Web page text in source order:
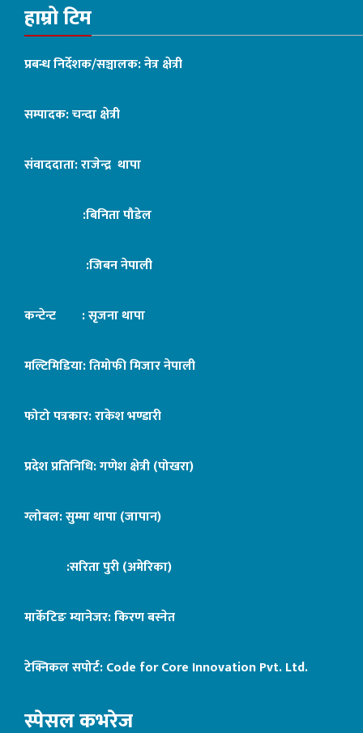
हाम्रो टिम
प्रबन्ध निर्देशक/सञ्चालक: नेत्र क्षेत्री
सम्पादक: चन्दा क्षेत्री
संवाददाता: राजेन्द्र थापा
:बिनिता पौडेल
:जिबन नेपाली
कन्टेन्ट : सृजना थापा
मल्टिमिडिया: तिमोफी मिजार नेपाली
फोटो पत्रकार: राकेश भण्डारी
प्रदेश प्रतिनिधि: गणेश क्षेत्री (पोखरा)
ग्लोबल: सुम्मा थापा (जापान)
:सरिता पुरी (अमेरिका)
मार्केटिङ म्यानेजर: किरण बस्नेत
टेक्निकल सपोर्ट:Code for Core Innovation Pvt. Ltd.
स्पेसल कभरेज